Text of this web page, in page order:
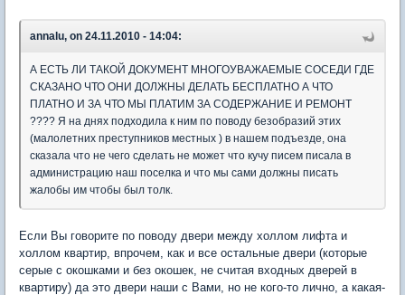
annalu, on 24.11.2010 - 14:04:
А ЕСТЬ ЛИ ТАКОЙ ДОКУМЕНТ МНОГОУВАЖАЕМЫЕ СОСЕДИ ГДЕ
СКАЗАНО ЧТО ОНИ ДОЛЖНЫ ДЕЛАТЬ БЕСПЛАТНО А ЧТО
ПЛАТНО И ЗА ЧТО МЫ ПЛАТИМ ЗА СОДЕРЖАНИЕ И РЕМОНТ
???? Я на днях подходила к ним по поводу безобразий этих
(малолетних преступников местных ) в нашем подъезде, она
сказала что не чего сделать не может что кучу писем писала в
администрацию наш поселка и что мы сами должны писать
жалобы им чтобы был толк.
Если Вы говорите по поводу двери между холлом лифта и
холлом квартир, впрочем, как и все остальные двери (которые
серые с окошками и без окошек, не считая входных дверей в
квартиру) да это двери наши с Вами, но не кого-то лично, а какая-